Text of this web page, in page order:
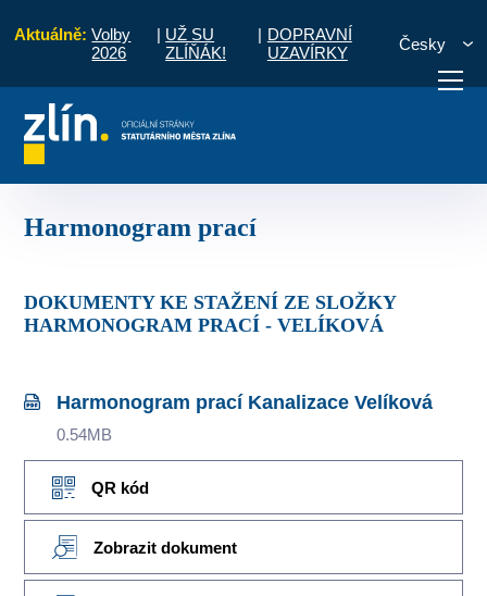
Aktuálně: Volby
2026
| UŽ SU
ZLÍŇÁK!
| DOPRAVNÍ
UZAVÍRKY
Česky
Harmonogram prací
DOKUMENTY KE STAŽENÍ ZE SLOŽKY
HARMONOGRAM PRACÍ - VELÍKOVÁ
Harmonogram prací Kanalizace Velíková
0.54MB
QR kód
Zobrazit dokument